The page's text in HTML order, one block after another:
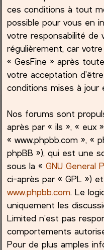
ces conditions à tout
possible pour vous en
votre responsabilité de
régulièrement, car
« GesFine » après
votre acceptation
conditions mises à jour
Nos forums sont
après par « ils », « eux
« www.phpbb.com », «
phpBB »), qui est une
sous la «GNU General
ci-après par « GPL »)
www.phpbb.com. Le
uniquement les
Limited n’est pas
comportements
Pour de plus amples